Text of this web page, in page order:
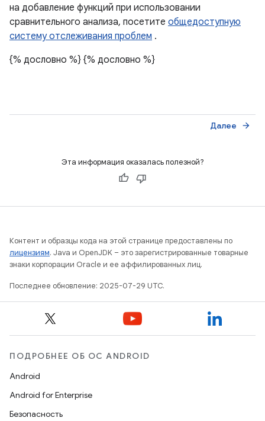
на добавление функций при использовании
сравнительного анализа, посетите общедоступную
систему отслеживания проблем .
{% дословно %} {% дословно %}
Далее arrow_forward
Эта информация оказалась полезной?
Контент и образцы кода на этой странице предоставлены по
лицензиям. Java и OpenJDK – это зарегистрированные товарные
знаки корпорации Oracle и ее аффилированных лиц.
Последнее обновление: 2025-07-29 UTC.
ПОДРОБНЕЕ ОБ ОС ANDROID
Android
Android for Enterprise
Безопасность